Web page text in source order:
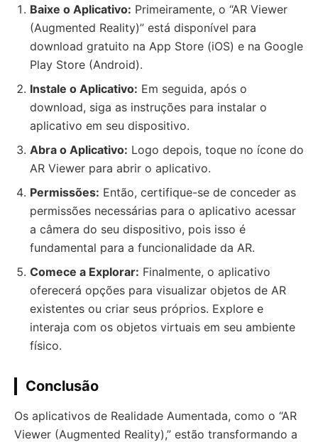
Baixe o Aplicativo: Primeiramente, o “AR Viewer
(Augmented Reality)” está disponível para
download gratuito na App Store (iOS) e na Google
Play Store (Android).
Instale o Aplicativo: Em seguida, após o
download, siga as instruções para instalar o
aplicativo em seu dispositivo.
Abra o Aplicativo: Logo depois, toque no ícone do
AR Viewer para abrir o aplicativo.
Permissões: Então, certifique-se de conceder as
permissões necessárias para o aplicativo acessar
a câmera do seu dispositivo, pois isso é
fundamental para a funcionalidade da AR.
Comece a Explorar: Finalmente, o aplicativo
oferecerá opções para visualizar objetos de AR
existentes ou criar seus próprios. Explore e
interaja com os objetos virtuais em seu ambiente
físico.
Conclusão
Os aplicativos de Realidade Aumentada, como o “AR
Viewer (Augmented Reality),” estão transformando a